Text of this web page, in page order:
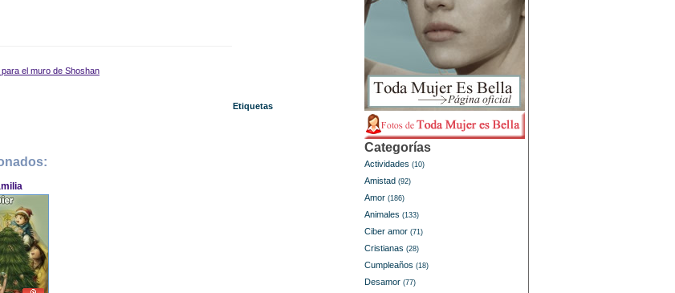
el muro de Shoshan
Etiquetas
Categorías
Actividades (10)
Amistad (92)
Amor (186)
Animales (133)
Ciber amor (71)
Cristianas (28)
Cumpleaños (18)
Desamor (77)